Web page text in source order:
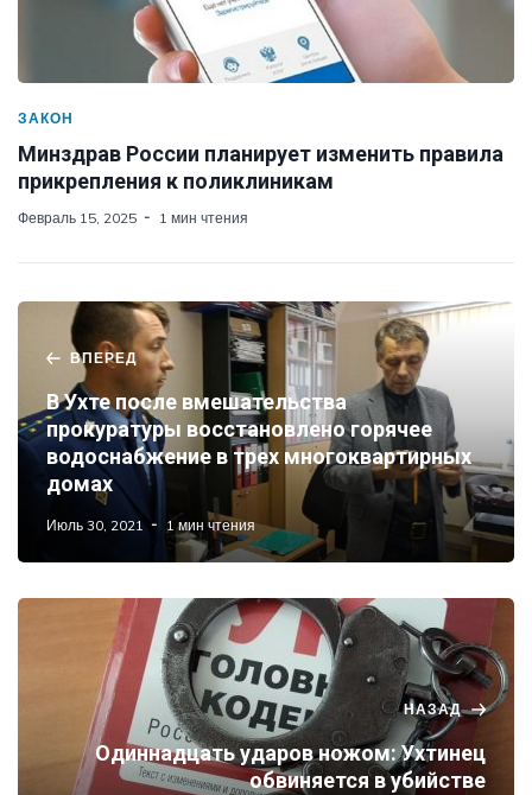
ЗАКОН
Минздрав России планирует изменить правила
прикрепления к поликлиникам
Февраль 15, 2025 1 мин чтения
ВПЕРЕД
В Ухте после вмешательства
прокуратуры восстановлено горячее
водоснабжение в трех многоквартирных
домах
Июль 30, 2021 1 мин чтения
НАЗАД
Одиннадцать ударов ножом: Ухтинец
обвиняется в убийстве